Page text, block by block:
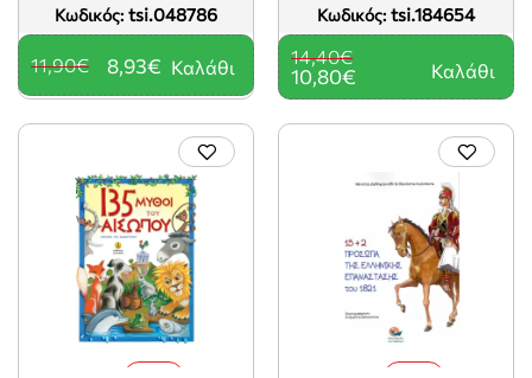
Κωδικός: tsi.048786
8,93€
11,90€ Καλάθι
Κωδικός: tsi.184654
10,80€
14,40€
Καλάθι